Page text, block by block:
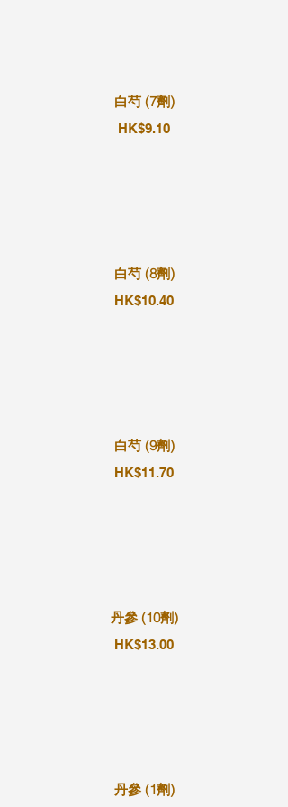
白芍 (7劑)
HK$9.10
白芍 (8劑)
HK$10.40
白芍 (9劑)
HK$11.70
丹參 (10劑)
HK$13.00
丹參 (1劑)